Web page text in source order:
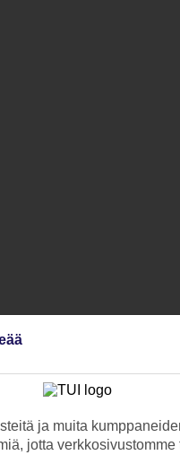
ja muita
jotta